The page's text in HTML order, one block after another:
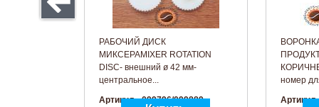
РАБОЧИЙ ДИСК
МИКСЕРАMIXER ROTATION
DISC- внешний ø 42 мм-
центральное...
Артикул - 099796/099889
номер
Артикул